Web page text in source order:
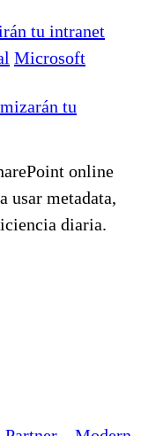
Microsoft
tu
online
usar metadata,
diaria.